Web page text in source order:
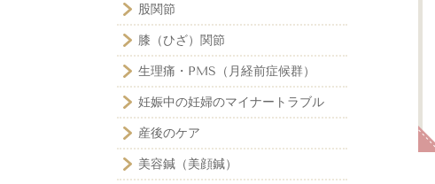
股関節
膝（ひざ）関節
生理痛・PMS（月経前症候群）
妊娠中の妊婦のマイナートラブル
産後のケア
美容鍼（美顔鍼）